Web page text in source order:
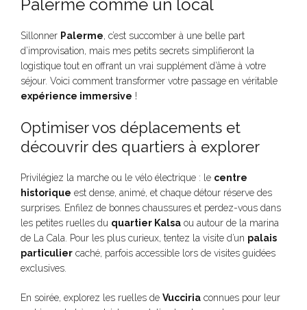
Palerme comme un local
Sillonner Palerme, c’est succomber à une belle part
d’improvisation, mais mes petits secrets simplifieront la
logistique tout en offrant un vrai supplément d’âme à votre
séjour. Voici comment transformer votre passage en véritable
expérience immersive !
Optimiser vos déplacements et
découvrir des quartiers à explorer
Privilégiez la marche ou le vélo électrique : le centre
historique est dense, animé, et chaque détour réserve des
surprises. Enfilez de bonnes chaussures et perdez-vous dans
les petites ruelles du quartier Kalsa ou autour de la marina
de La Cala. Pour les plus curieux, tentez la visite d’un palais
particulier caché, parfois accessible lors de visites guidées
exclusives.
En soirée, explorez les ruelles de Vucciria connues pour leur